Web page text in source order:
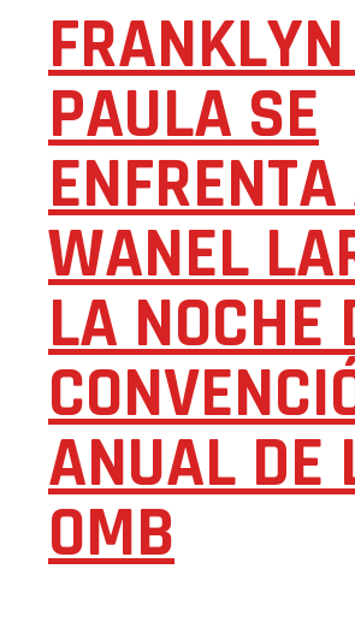
PAULA SE
WANEL
LA NOCHE
ANUAL DE
OMB